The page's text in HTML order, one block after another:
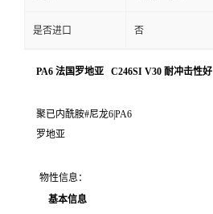
是否进口 否
PA6 法国罗地亚 C246SI V30 耐冲击性好
聚已内酰胺#尼龙6|PA6
罗地亚
物性信息：
基本信息